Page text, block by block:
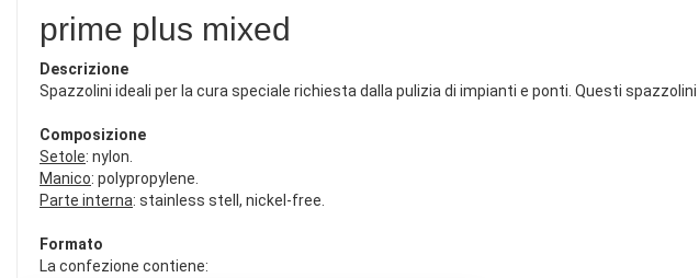
prime plus mixed
Descrizione
Spazzolini ideali per la cura speciale richiesta dalla pulizia di impianti e ponti. Questi
Composizione
Setole: nylon.
Manico: polypropylene.
Parte interna: stainless stell, nickel-free.
Formato
La confezione contiene: